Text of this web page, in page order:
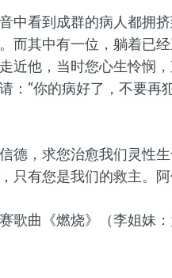
中看到成群的病人都拥
而其中有一位，躺着已
近他，当时您心生怜悯
：“你的病好了，不要再
德，求您治愈我们灵性
只有您是我们的救主。阿
歌曲《燃烧》（李姐妹